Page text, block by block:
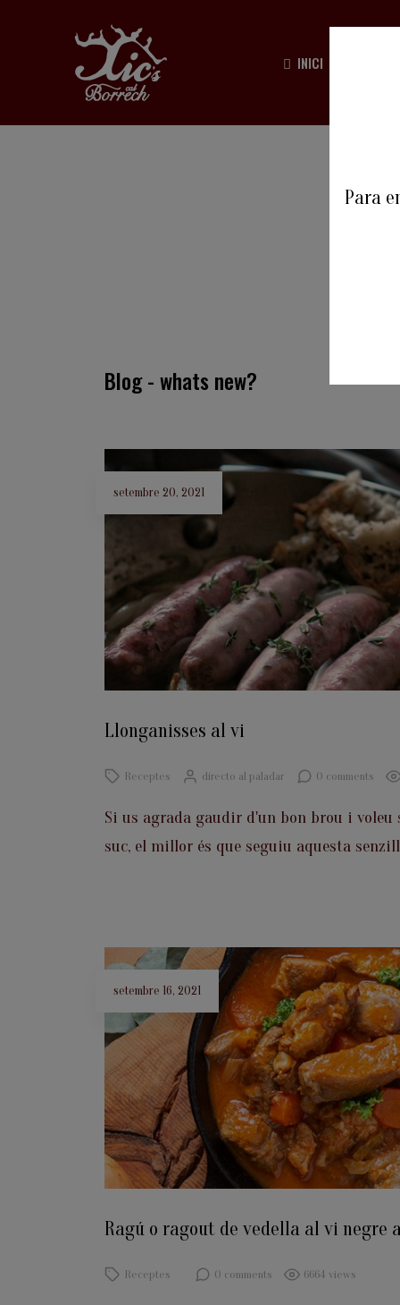
INICI
Blog - whats new?
Llonganisses al vi
setembre 20, 2021
Receptes directo al paladar 0 comments
Si us agrada gaudir d'un bon brou i voleu
suc, el millor és que seguiu aquesta
Ragú o ragout de vedella al vi negre
setembre 16, 2021
Receptes 0 comments 6664 views
Para